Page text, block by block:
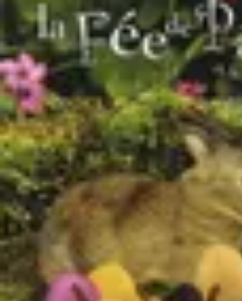
Chocolats de Pâques
Tendances
Saveurs et VariétésDécoration
PersonnalisationChocolats BioRecettes
Chocolats de Pâques